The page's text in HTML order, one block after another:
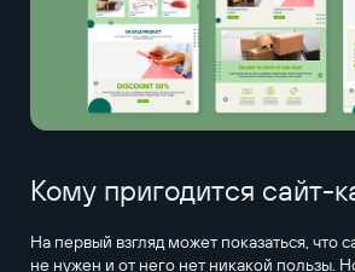
Кому пригодится сайт-
На первый взгляд может показаться, что
не нужен и от него нет никакой пользы.